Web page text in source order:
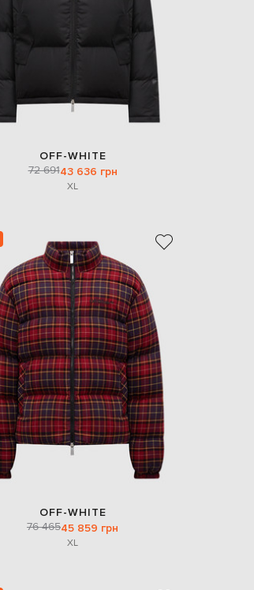
OFF-WHITE
72 69143 636 грн
XL
OFF-WHITE
76 46545 859 грн
XL